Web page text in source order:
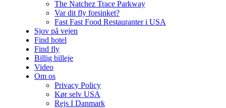
The Natchez Trace Parkway
Var dit fly forsinket?
Fast Fast Food Restauranter i USA
Sjov på vejen
Find hotel
Find fly
Billig billeje
Video
Om os
Privacy Policy
Kør selv USA
Rejs I Danmark